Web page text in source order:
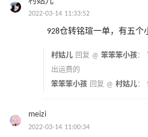
2022-03-14 11:33:52
928仓转铭瑄一单，有五个
村姑儿 回复 @ 笨笨笨小孩 ：
出运费的
笨笨笨小孩 回复 @ 村姑儿：
meizi
2022-03-14 11:00:34